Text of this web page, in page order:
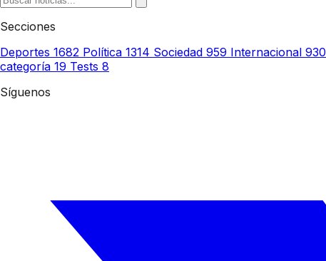
Secciones
Deportes 1682 Política 1314 Sociedad 959 Internacional 930
categoría 19 Tests 8
Síguenos